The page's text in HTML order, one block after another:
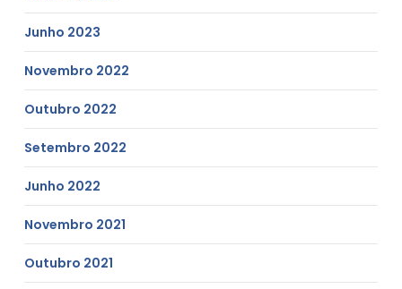
Junho 2023
Novembro 2022
Outubro 2022
Setembro 2022
Junho 2022
Novembro 2021
Outubro 2021